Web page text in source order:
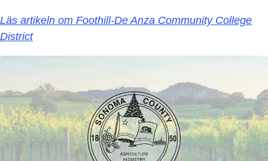
Läs artikeln om Foothill-De Anza Community College
District